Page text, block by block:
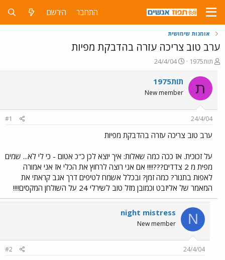
התחבר הירשם
אומנות שימושית
ערב טוב צריכה עזרה בהדבקת מפיות
פ
ו
ת
ח
ה
ש
א
תות1975
פ
ו
ר
ס
ם
ר
24/4/04
ת תות1975
New member
24/4/04
#1
ערב טוב צריכה עזרה בהדבקת מפיות
על זכוכית. אז ככה כמה שאלות: איך יוצא לכן כ"כ אטום - כי לי לא... שמים
מפית מ 2 צדדים???!!!! אם אני רוצה לרחוץ את הכלי אז אני אמורה
לאפות בתנור? כמה זמן? ובכלל אשמח לטיפים דרך אגב קראתי את
המאמר של אליזבט וכמובן מזל טוב לשירלי 24 על השולחן המקסים!!!!
N
night mistress
New member
24/4/04
#2